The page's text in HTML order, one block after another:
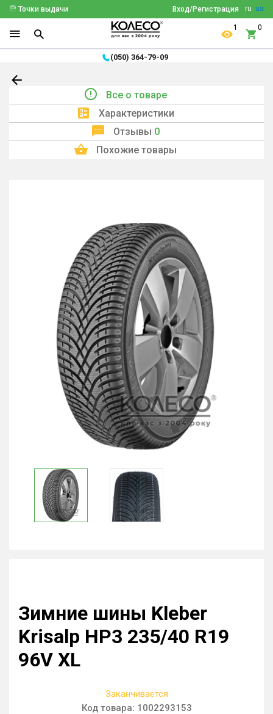
ru ua
Вход/Регистрация
Точки выдачи
1 0
(050) 364-79-09
Все о товаре
Характеристики
Отзывы 0
Похожие товары
Зимние шины Kleber
Krisalp HP3 235/40 R19
96V XL
Заканчивается
Код товара: 1002293153